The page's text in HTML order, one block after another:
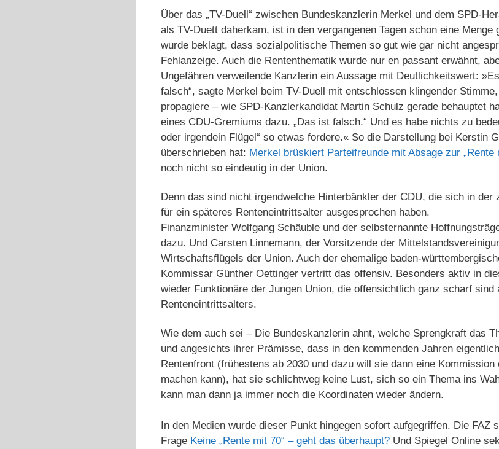
Über das „TV-Duell“ zwischen Bundeskanzlerin Merkel und dem SPD-
als TV-Duett daherkam, ist in den vergangenen Tagen schon eine
wurde beklagt, dass sozialpolitische Themen so gut wie gar nicht
Fehlanzeige. Auch die Rententhematik wurde nur en passant erwähnt,
Ungefähren verweilende Kanzlerin ein Aussage mit Deutlichkeitswert:
falsch“, sagte Merkel beim TV-Duell mit entschlossen klingender
propagiere – wie SPD-Kanzlerkandidat Martin Schulz gerade behauptet
eines CDU-Gremiums dazu. „Das ist falsch.“ Und es habe nichts zu
oder irgendein Flügel“ so etwas fordere.« So die Darstellung bei Kerstin
überschrieben hat: Merkel brüskiert Parteifreunde mit Absage zur „Rente
noch nicht so eindeutig in der Union.
Denn das sind nicht irgendwelche Hinterbänkler der CDU, die sich in der
für ein späteres Renteneintrittsalter ausgesprochen haben.
Finanzminister Wolfgang Schäuble und der selbsternannte
dazu. Und Carsten Linnemann, der Vorsitzende der
Wirtschaftsflügels der Union. Auch der ehemalige baden-
Kommissar Günther Oettinger vertritt das offensiv. Besonders aktiv in
wieder Funktionäre der Jungen Union, die offensichtlich ganz scharf sind
Renteneintrittsalters.
Wie dem auch sei – Die Bundeskanzlerin ahnt, welche Sprengkraft das
und angesichts ihrer Prämisse, dass in den kommenden Jahren
Rentenfront (frühestens ab 2030 und dazu will sie dann eine
machen kann), hat sie schlichtweg keine Lust, sich so ein Thema ins
kann man dann ja immer noch die Koordinaten wieder ändern.
In den Medien wurde dieser Punkt hingegen sofort aufgegriffen. Die FAZ
Frage Keine „Rente mit 70“ – geht das überhaupt? Und Spiegel Online